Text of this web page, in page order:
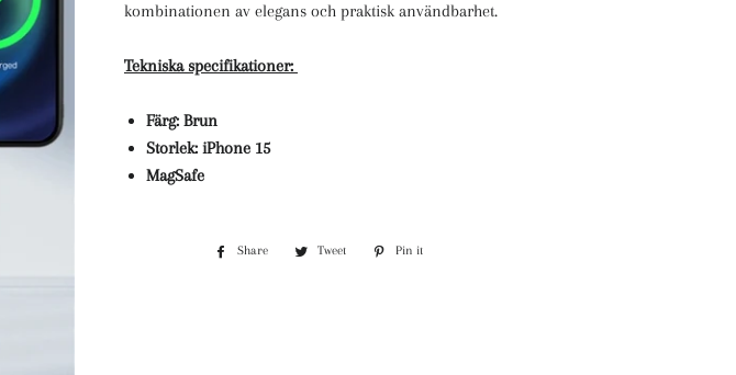
kombinationen av elegans och praktisk användbarhet.
Tekniska specifikationer:
Färg: Brun
Storlek: iPhone 15
MagSafe
Share
Share
Tweet
Tweet
Pin it